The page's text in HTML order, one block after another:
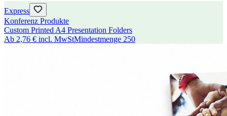
Express
Konferenz Produkte
Custom Printed A4 Presentation Folders
Ab 2,76 € incl. MwStMindestmenge 250